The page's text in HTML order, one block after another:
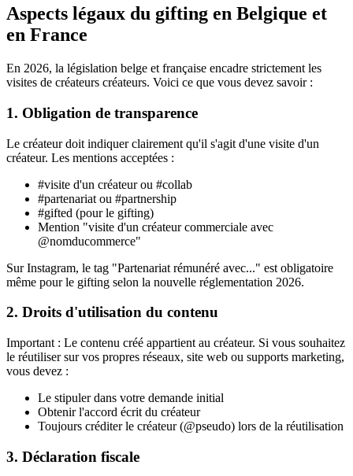
Aspects légaux du gifting en Belgique et
en France
En 2026, la législation belge et française encadre strictement les
visites de créateurs créateurs. Voici ce que vous devez savoir :
1. Obligation de transparence
Le créateur doit indiquer clairement qu'il s'agit d'une visite d'un
créateur. Les mentions acceptées :
#visite d'un créateur ou #collab
#partenariat ou #partnership
#gifted (pour le gifting)
Mention "visite d'un créateur commerciale avec
@nomducommerce"
Sur Instagram, le tag "Partenariat rémunéré avec..." est obligatoire
même pour le gifting selon la nouvelle réglementation 2026.
2. Droits d'utilisation du contenu
Important : Le contenu créé appartient au créateur. Si vous souhaitez
le réutiliser sur vos propres réseaux, site web ou supports marketing,
vous devez :
Le stipuler dans votre demande initial
Obtenir l'accord écrit du créateur
Toujours créditer le créateur (@pseudo) lors de la réutilisation
3. Déclaration fiscale